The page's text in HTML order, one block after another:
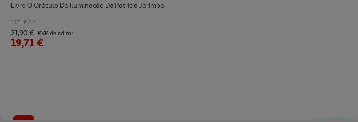
Livro O Oráculo Da Iluminação De Patricia Jarimba
19.71 €/un
21,90 € PVP de editor
19,71 €